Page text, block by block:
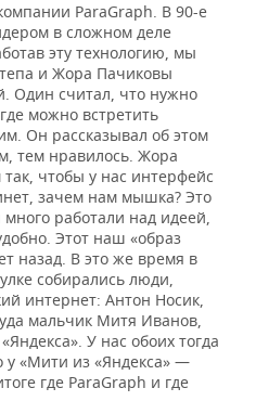
ParaGraph. В 90-е
в сложном деле
эту технологию, мы
и Жора Пачиковы
Один считал, что нужно
можно встретить
Он рассказывал об этом
тем нравилось. Жора
чтобы у нас интерфейс
зачем нам мышка? Это
работали над идеей,
Этот наш «образ
назад. В это же время в
собирались люди,
интернет: Антон Носик,
мальчик Митя Иванов,
У нас обоих тогда
у «Мити из «Яндекса» —
где ParaGraph и где